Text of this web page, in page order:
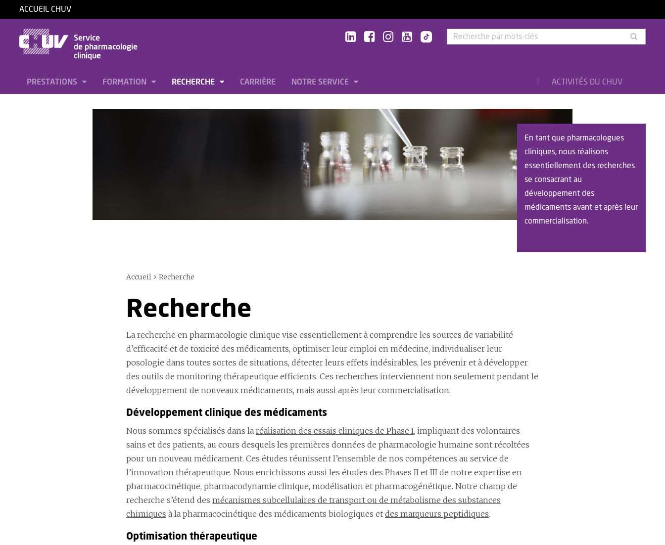
ACCUEIL CHUV
Service
de pharmacologie
clinique
PRESTATIONS FORMATION RECHERCHE CARRIÈRE NOTRE SERVICE ACTIVITÉS DU CHUV
En tant que pharmacologues
cliniques, nous réalisons
essentiellement des recherches
se consacrant au
développement des
médicaments avant et après leur
commercialisation.
Accueil Recherche
Recherche
La recherche en pharmacologie clinique vise essentiellement à comprendre les sources de variabilité
d’efficacité et de toxicité des médicaments, optimiser leur emploi en médecine, individualiser leur
posologie dans toutes sortes de situations, détecter leurs effets indésirables, les prévenir et à développer
des outils de monitoring thérapeutique efficients. Ces recherches interviennent non seulement pendant le
développement de nouveaux médicaments, mais aussi après leur commercialisation.
Développement clinique des médicaments
Nous sommes spécialisés dans la réalisation des essais cliniques de Phase I, impliquant des volontaires
sains et des patients, au cours desquels les premières données de pharmacologie humaine sont récoltées
pour un nouveau médicament. Ces études réunissent l’ensemble de nos compétences au service de
l’innovation thérapeutique. Nous enrichissons aussi les études des Phases II et III de notre expertise en
pharmacocinétique, pharmacodynamie clinique, modélisation et pharmacogénétique. Notre champ de
recherche s’étend des mécanismes subcellulaires de transport ou de métabolisme des substances
chimiques à la pharmacocinétique des médicaments biologiques et des marqueurs peptidiques.
Optimisation thérapeutique